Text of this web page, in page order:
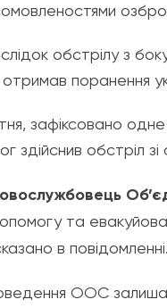
обстрілу з
поранення
зафіксовано
здійснив обстріл зі
та
в повідомленні.
ООС